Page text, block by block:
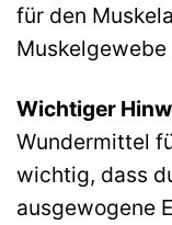
für den
Wichtiger
Wundermittel
wichtig, dass
ausgewogene